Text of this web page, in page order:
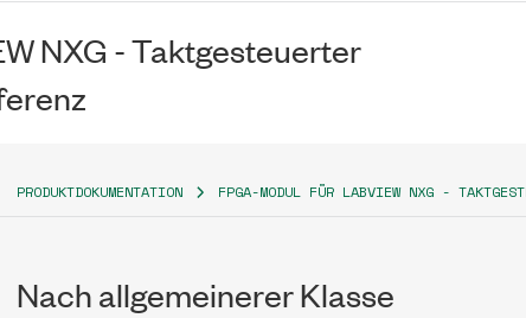
NXG - Taktgesteuerter
PRODUKTDOKUMENTATION FPGA-MODUL FÜR LABVIEW NXG -
Nach allgemeinerer Klasse